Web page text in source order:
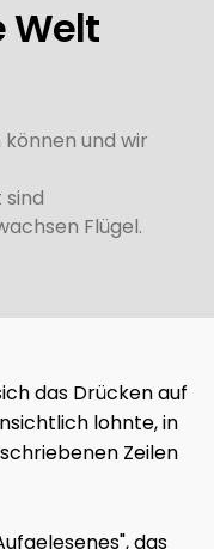
Welt
und wir
sind
Flügel.
das Drücken auf
lohnte, in
Zeilen
das